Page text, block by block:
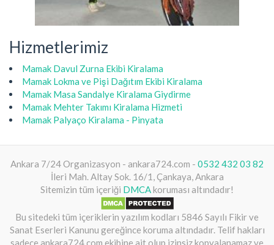
Hizmetlerimiz
Mamak Davul Zurna Ekibi Kiralama
Mamak Lokma ve Pişi Dağıtım Ekibi Kiralama
Mamak Masa Sandalye Kiralama Giydirme
Mamak Mehter Takımı Kiralama Hizmeti
Mamak Palyaço Kiralama - Pinyata
Ankara 7/24 Organizasyon - ankara724.com - 0532 432 03 82
İleri Mah. Altay Sok. 16/1, Çankaya, Ankara
Sitemizin tüm içeriği DMCAkoruması altındadır!
Bu sitedeki tüm içeriklerin yazılım kodları 5846 Sayılı Fikir ve
Sanat Eserleri Kanunu gereğince koruma altındadır. Telif hakları
sadece ankara724.com ekibine ait olup izinsiz kopyalanamaz ve